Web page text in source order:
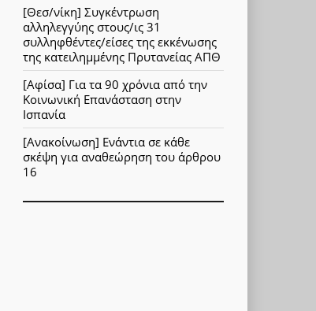
[Θεσ/νίκη] Συγκέντρωση
αλληλεγγύης στους/ις 31
συλληφθέντες/είσες της εκκένωσης
της κατειλημμένης Πρυτανείας ΑΠΘ
[Αφίσα] Για τα 90 χρόνια από την
Κοινωνική Επανάσταση στην
Ισπανία
[Ανακοίνωση] Ενάντια σε κάθε
σκέψη για αναθεώρηση του άρθρου
16